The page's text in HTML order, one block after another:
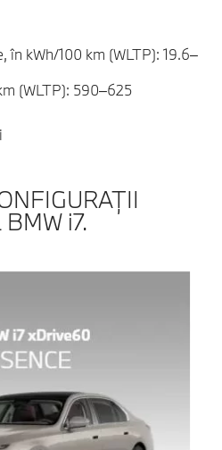
în kWh/100 km (WLTP): 19.6–
(WLTP): 590–625
i7.